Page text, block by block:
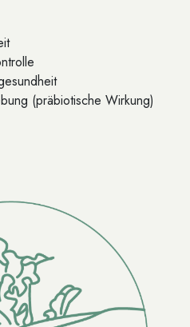
(präbiotische Wirkung)